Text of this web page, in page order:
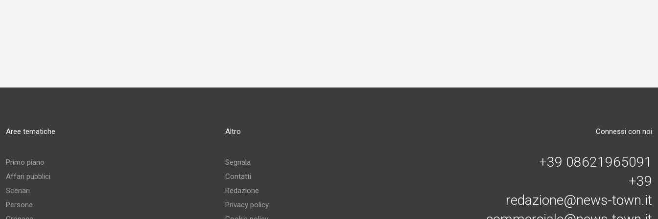
Aree tematiche
Primo piano
Affari pubblici
Scenari
Persone
Altro
Segnala
Contatti
Redazione
Privacy policy
Connessi con noi
+39 08621965091
+39
redazione@news-town.it